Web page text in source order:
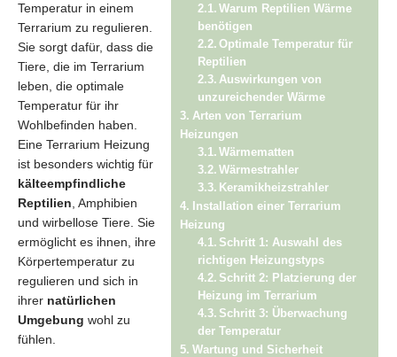
Warum Reptilien Wärme
benötigen
Optimale Temperatur für
Reptilien
Auswirkungen von
unzureichender Wärme
Arten von Terrarium
Heizungen
Wärmematten
Wärmestrahler
Keramikheizstrahler
Installation einer Terrarium
Heizung
Schritt 1: Auswahl des
richtigen Heizungstyps
Schritt 2: Platzierung der
Heizung im Terrarium
Schritt 3: Überwachung
der Temperatur
Wartung und Sicherheit
Temperatur in einem
Terrarium zu regulieren.
Sie sorgt dafür, dass die
Tiere, die im Terrarium
leben, die optimale
Temperatur für ihr
Wohlbefinden haben.
Eine Terrarium Heizung
ist besonders wichtig für
kälteempfindliche
Reptilien , Amphibien
und wirbellose Tiere. Sie
ermöglicht es ihnen, ihre
Körpertemperatur zu
regulieren und sich in
ihrer natürlichen
Umgebung wohl zu
fühlen.